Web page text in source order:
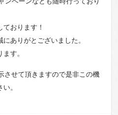
おります！
ありがとございました。
す。
させて頂きますので是非この機
。